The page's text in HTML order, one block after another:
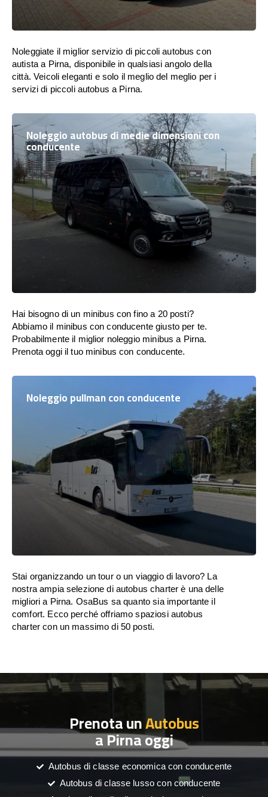
Noleggiate il miglior servizio di piccoli autobus con
autista a Pirna, disponibile in qualsiasi angolo della
città. Veicoli eleganti e solo il meglio del meglio per i
servizi di piccoli autobus a Pirna.
Noleggio autobus di medie dimensioni con
conducente
Hai bisogno di un minibus con fino a 20 posti?
Abbiamo il minibus con conducente giusto per te.
Probabilmente il miglior noleggio minibus a Pirna.
Prenota oggi il tuo minibus con conducente.
Noleggio pullman con conducente
Stai organizzando un tour o un viaggio di lavoro? La
nostra ampia selezione di autobus charter è una delle
migliori a Pirna. OsaBus sa quanto sia importante il
comfort. Ecco perché offriamo spaziosi autobus
charter con un massimo di 50 posti.
Prenota unAutobus
a Pirna oggi
Autobus di classe economica con conducente
Autobus di classe lusso con conducente